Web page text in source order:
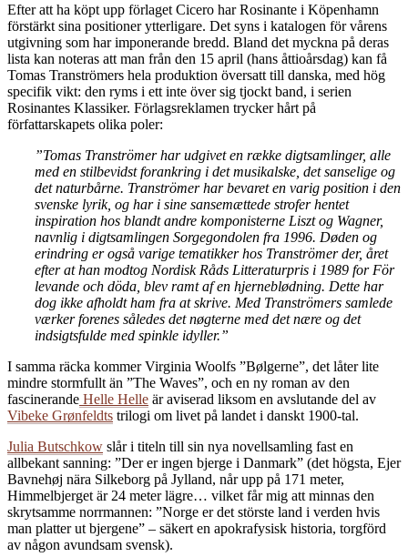
Efter att ha köpt upp förlaget Cicero har Rosinante i Köpenhamn
förstärkt sina positioner ytterligare. Det syns i katalogen för vårens
utgivning som har imponerande bredd. Bland det myckna på deras
lista kan noteras att man från den 15 april (hans åttioårsdag) kan få
Tomas Tranströmers hela produktion översatt till danska, med hög
specifik vikt: den ryms i ett inte över sig tjockt band, i serien
Rosinantes Klassiker. Förlagsreklamen trycker hårt på
författarskapets olika poler:
”Tomas Tranströmer har udgivet en række digtsamlinger, alle
med en stilbevidst forankring i det musikalske, det sanselige og
det naturbårne. Tranströmer har bevaret en varig position i den
svenske lyrik, og har i sine sansemættede strofer hentet
inspiration hos blandt andre komponisterne Liszt og Wagner,
navnlig i digtsamlingen Sorgegondolen fra 1996. Døden og
erindring er også varige tematikker hos Tranströmer der, året
efter at han modtog Nordisk Råds Litteraturpris i 1989 for För
levande och döda, blev ramt af en hjerneblødning. Dette har
dog ikke afholdt ham fra at skrive. Med Tranströmers samlede
værker forenes således det nøgterne med det nære og det
indsigtsfulde med spinkle idyller.”
I samma räcka kommer Virginia Woolfs ”Bølgerne”, det låter lite
mindre stormfullt än ”The Waves”, och en ny roman av den
fascinerande Helle Helle är aviserad liksom en avslutande del av
Vibeke Grønfeldts trilogi om livet på landet i danskt 1900-tal.
Julia Butschkow slår i titeln till sin nya novellsamling fast en
allbekant sanning: ”Der er ingen bjerge i Danmark” (det högsta, Ejer
Bavnehøj nära Silkeborg på Jylland, når upp på 171 meter,
Himmelbjerget är 24 meter lägre… vilket får mig att minnas den
skrytsamme norrmannen: ”Norge er det störste land i verden hvis
man platter ut bjergene” – säkert en apokrafysisk historia, torgförd
av någon avundsam svensk).